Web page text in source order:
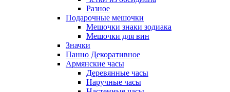
Разное
Подарочные мешочки
Мешочки знаки зодиака
Мешочки для вин
Значки
Панно Декоративное
Армянские часы
Деревянные часы
Наручные часы